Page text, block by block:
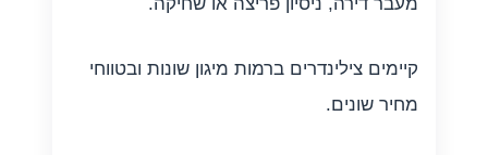
קיימים צילינדרים ברמות מיגון שונות ובטווחי
מחיר שונים.